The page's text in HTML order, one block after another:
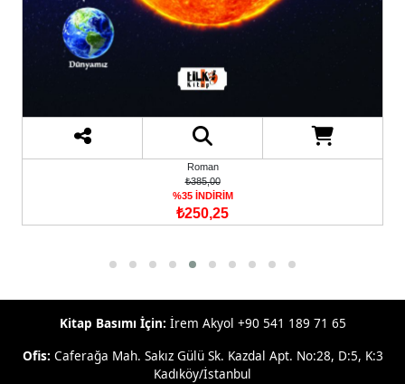
Roman
₺385,00
%35 İNDİRİM
₺250,25
Kitap Basımı İçin: İrem Akyol +90 541 189 71 65
Ofis: Caferağa Mah. Sakız Gülü Sk. Kazdal Apt. No:28, D:5, K:3
Kadıköy/İstanbul